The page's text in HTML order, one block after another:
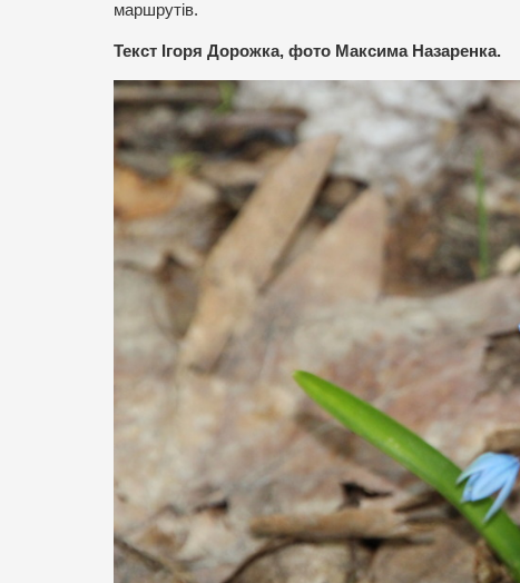
маршрутів.
Текст Ігоря Дорожка, фото Максима Назаренка.